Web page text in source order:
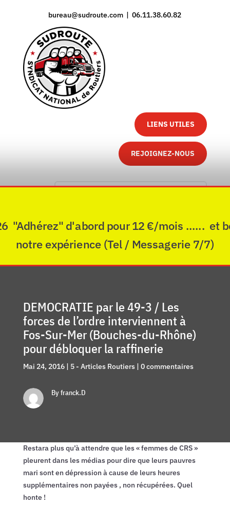
bureau@sudroute.com | 06.11.38.60.82
LIENS UTILES
REJOIGNEZ-NOUS
d'abord pour 12 €/mois ...... et
notre expérience (Tel / Messagerie 7/7)
DEMOCRATIE par le 49-3 / Les
forces de l’ordre interviennent à
Fos-Sur-Mer (Bouches-du-Rhône)
pour débloquer la raffinerie
Mai 24, 2016| 5 - Articles Routiers| 0 commentaires
By franck.D
Restara plus qu’à attendre que les « femmes de CRS »
pleurent dans les médias pour dire que leurs pauvres
mari sont en dépression à cause de leurs heures
supplémentaires non payées , non récupérées. Quel
honte !